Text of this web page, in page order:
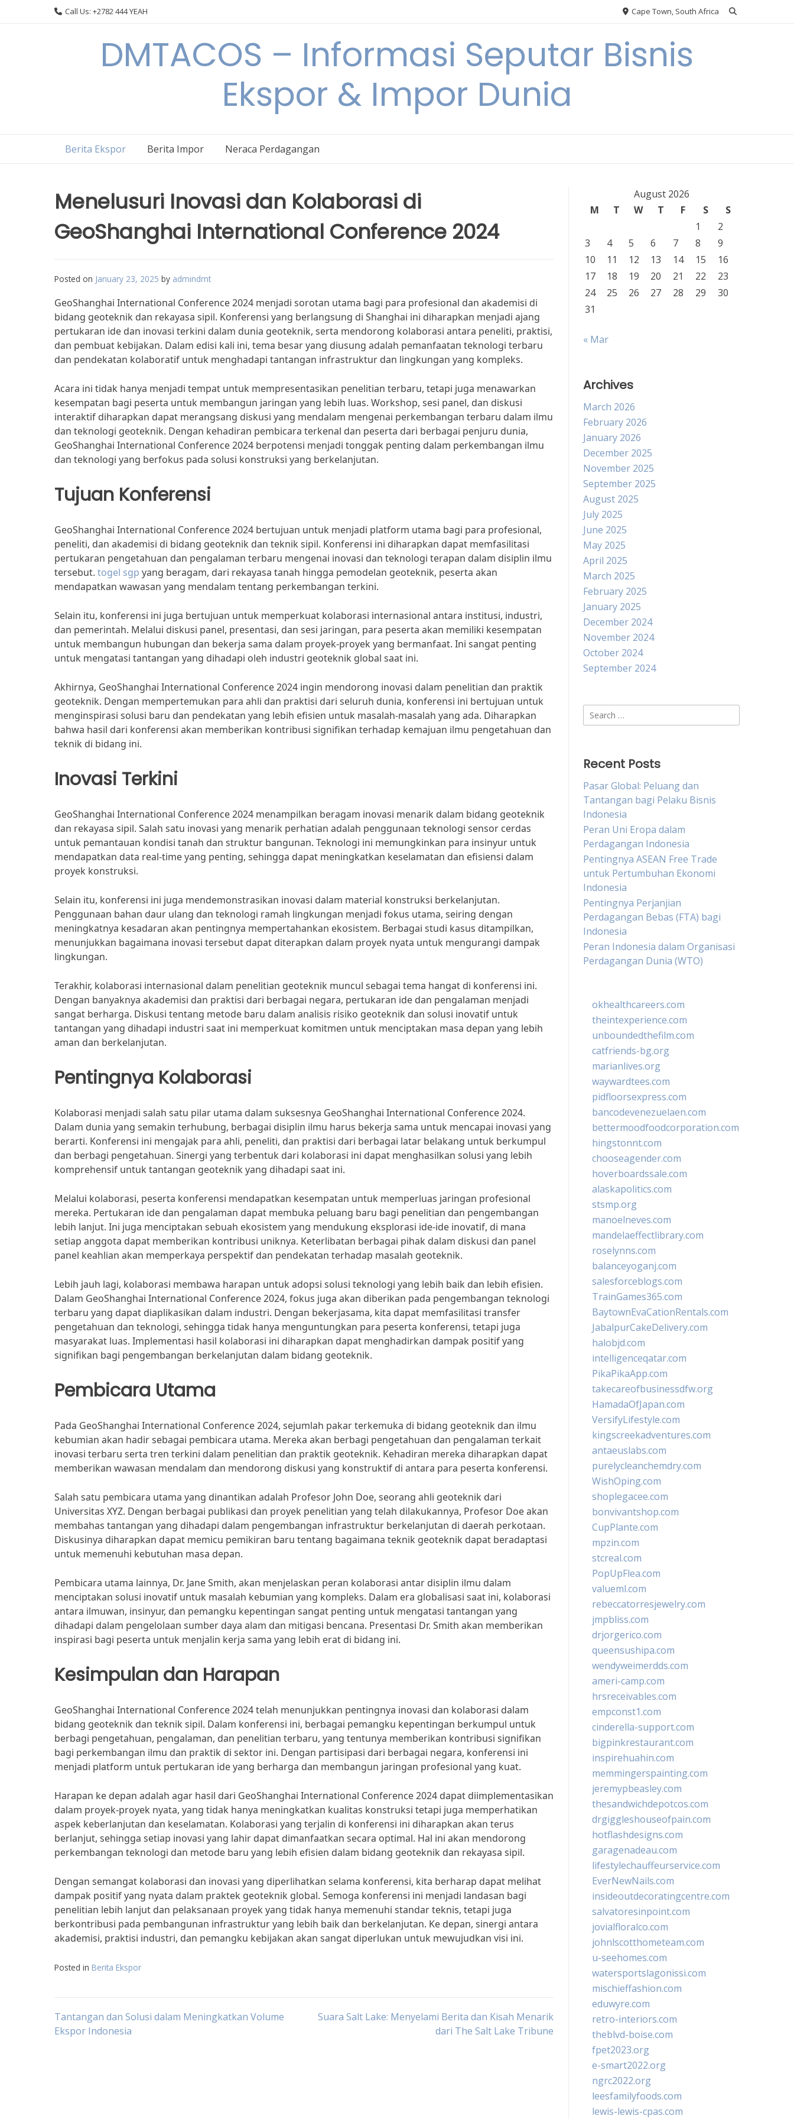
Call Us: +2782 444 YEAH Cape Town, South Africa
DMTACOS – Informasi Seputar Bisnis
Ekspor & Impor Dunia
Berita Ekspor Berita Impor Neraca Perdagangan
Menelusuri Inovasi dan Kolaborasi di
GeoShanghai International Conference 2024
Posted on January 23, 2025 by admindmt
GeoShanghai International Conference 2024 menjadi sorotan utama bagi para profesional dan akademisi di
bidang geoteknik dan rekayasa sipil. Konferensi yang berlangsung di Shanghai ini diharapkan menjadi ajang
pertukaran ide dan inovasi terkini dalam dunia geoteknik, serta mendorong kolaborasi antara peneliti, praktisi,
dan pembuat kebijakan. Dalam edisi kali ini, tema besar yang diusung adalah pemanfaatan teknologi terbaru
dan pendekatan kolaboratif untuk menghadapi tantangan infrastruktur dan lingkungan yang kompleks.
Acara ini tidak hanya menjadi tempat untuk mempresentasikan penelitian terbaru, tetapi juga menawarkan
kesempatan bagi peserta untuk membangun jaringan yang lebih luas. Workshop, sesi panel, dan diskusi
interaktif diharapkan dapat merangsang diskusi yang mendalam mengenai perkembangan terbaru dalam ilmu
dan teknologi geoteknik. Dengan kehadiran pembicara terkenal dan peserta dari berbagai penjuru dunia,
GeoShanghai International Conference 2024 berpotensi menjadi tonggak penting dalam perkembangan ilmu
dan teknologi yang berfokus pada solusi konstruksi yang berkelanjutan.
Tujuan Konferensi
GeoShanghai International Conference 2024 bertujuan untuk menjadi platform utama bagi para profesional,
peneliti, dan akademisi di bidang geoteknik dan teknik sipil. Konferensi ini diharapkan dapat memfasilitasi
pertukaran pengetahuan dan pengalaman terbaru mengenai inovasi dan teknologi terapan dalam disiplin ilmu
tersebut. togel sgp yang beragam, dari rekayasa tanah hingga pemodelan geoteknik, peserta akan
mendapatkan wawasan yang mendalam tentang perkembangan terkini.
Selain itu, konferensi ini juga bertujuan untuk memperkuat kolaborasi internasional antara institusi, industri,
dan pemerintah. Melalui diskusi panel, presentasi, dan sesi jaringan, para peserta akan memiliki kesempatan
untuk membangun hubungan dan bekerja sama dalam proyek-proyek yang bermanfaat. Ini sangat penting
untuk mengatasi tantangan yang dihadapi oleh industri geoteknik global saat ini.
Akhirnya, GeoShanghai International Conference 2024 ingin mendorong inovasi dalam penelitian dan praktik
geoteknik. Dengan mempertemukan para ahli dan praktisi dari seluruh dunia, konferensi ini bertujuan untuk
menginspirasi solusi baru dan pendekatan yang lebih efisien untuk masalah-masalah yang ada. Diharapkan
bahwa hasil dari konferensi akan memberikan kontribusi signifikan terhadap kemajuan ilmu pengetahuan dan
teknik di bidang ini.
Inovasi Terkini
GeoShanghai International Conference 2024 menampilkan beragam inovasi menarik dalam bidang geoteknik
dan rekayasa sipil. Salah satu inovasi yang menarik perhatian adalah penggunaan teknologi sensor cerdas
untuk pemantauan kondisi tanah dan struktur bangunan. Teknologi ini memungkinkan para insinyur untuk
mendapatkan data real-time yang penting, sehingga dapat meningkatkan keselamatan dan efisiensi dalam
proyek konstruksi.
Selain itu, konferensi ini juga mendemonstrasikan inovasi dalam material konstruksi berkelanjutan.
Penggunaan bahan daur ulang dan teknologi ramah lingkungan menjadi fokus utama, seiring dengan
meningkatnya kesadaran akan pentingnya mempertahankan ekosistem. Berbagai studi kasus ditampilkan,
menunjukkan bagaimana inovasi tersebut dapat diterapkan dalam proyek nyata untuk mengurangi dampak
lingkungan.
Terakhir, kolaborasi internasional dalam penelitian geoteknik muncul sebagai tema hangat di konferensi ini.
Dengan banyaknya akademisi dan praktisi dari berbagai negara, pertukaran ide dan pengalaman menjadi
sangat berharga. Diskusi tentang metode baru dalam analisis risiko geoteknik dan solusi inovatif untuk
tantangan yang dihadapi industri saat ini memperkuat komitmen untuk menciptakan masa depan yang lebih
aman dan berkelanjutan.
Pentingnya Kolaborasi
Kolaborasi menjadi salah satu pilar utama dalam suksesnya GeoShanghai International Conference 2024.
Dalam dunia yang semakin terhubung, berbagai disiplin ilmu harus bekerja sama untuk mencapai inovasi yang
berarti. Konferensi ini mengajak para ahli, peneliti, dan praktisi dari berbagai latar belakang untuk berkumpul
dan berbagi pengetahuan. Sinergi yang terbentuk dari kolaborasi ini dapat menghasilkan solusi yang lebih
komprehensif untuk tantangan geoteknik yang dihadapi saat ini.
Melalui kolaborasi, peserta konferensi mendapatkan kesempatan untuk memperluas jaringan profesional
mereka. Pertukaran ide dan pengalaman dapat membuka peluang baru bagi penelitian dan pengembangan
lebih lanjut. Ini juga menciptakan sebuah ekosistem yang mendukung eksplorasi ide-ide inovatif, di mana
setiap anggota dapat memberikan kontribusi uniknya. Keterlibatan berbagai pihak dalam diskusi dan panel
panel keahlian akan memperkaya perspektif dan pendekatan terhadap masalah geoteknik.
Lebih jauh lagi, kolaborasi membawa harapan untuk adopsi solusi teknologi yang lebih baik dan lebih efisien.
Dalam GeoShanghai International Conference 2024, fokus juga akan diberikan pada pengembangan teknologi
terbaru yang dapat diaplikasikan dalam industri. Dengan bekerjasama, kita dapat memfasilitasi transfer
pengetahuan dan teknologi, sehingga tidak hanya menguntungkan para peserta konferensi, tetapi juga
masyarakat luas. Implementasi hasil kolaborasi ini diharapkan dapat menghadirkan dampak positif yang
signifikan bagi pengembangan berkelanjutan dalam bidang geoteknik.
Pembicara Utama
Pada GeoShanghai International Conference 2024, sejumlah pakar terkemuka di bidang geoteknik dan ilmu
kebumian akan hadir sebagai pembicara utama. Mereka akan berbagi pengetahuan dan pengalaman terkait
inovasi terbaru serta tren terkini dalam penelitian dan praktik geoteknik. Kehadiran mereka diharapkan dapat
memberikan wawasan mendalam dan mendorong diskusi yang konstruktif di antara para peserta konferensi.
Salah satu pembicara utama yang dinantikan adalah Profesor John Doe, seorang ahli geoteknik dari
Universitas XYZ. Dengan berbagai publikasi dan proyek penelitian yang telah dilakukannya, Profesor Doe akan
membahas tantangan yang dihadapi dalam pengembangan infrastruktur berkelanjutan di daerah perkotaan.
Diskusinya diharapkan dapat memicu pemikiran baru tentang bagaimana teknik geoteknik dapat beradaptasi
untuk memenuhi kebutuhan masa depan.
Pembicara utama lainnya, Dr. Jane Smith, akan menjelaskan peran kolaborasi antar disiplin ilmu dalam
menciptakan solusi inovatif untuk masalah kebumian yang kompleks. Dalam era globalisasi saat ini, kolaborasi
antara ilmuwan, insinyur, dan pemangku kepentingan sangat penting untuk mengatasi tantangan yang
dihadapi dalam pengelolaan sumber daya alam dan mitigasi bencana. Presentasi Dr. Smith akan memberikan
inspirasi bagi peserta untuk menjalin kerja sama yang lebih erat di bidang ini.
Kesimpulan dan Harapan
GeoShanghai International Conference 2024 telah menunjukkan pentingnya inovasi dan kolaborasi dalam
bidang geoteknik dan teknik sipil. Dalam konferensi ini, berbagai pemangku kepentingan berkumpul untuk
berbagi pengetahuan, pengalaman, dan penelitian terbaru, yang tentunya memberikan kontribusi signifikan
bagi perkembangan ilmu dan praktik di sektor ini. Dengan partisipasi dari berbagai negara, konferensi ini
menjadi platform untuk pertukaran ide yang berharga dan membangun jaringan profesional yang kuat.
Harapan ke depan adalah agar hasil dari GeoShanghai International Conference 2024 dapat diimplementasikan
dalam proyek-proyek nyata, yang tidak hanya meningkatkan kualitas konstruksi tetapi juga memperhatikan
aspek keberlanjutan dan keselamatan. Kolaborasi yang terjalin di konferensi ini diharapkan akan terus
berlanjut, sehingga setiap inovasi yang lahir dapat dimanfaatkan secara optimal. Hal ini akan mendorong
perkembangan teknologi dan metode baru yang lebih efisien dalam bidang geoteknik dan rekayasa sipil.
Dengan semangat kolaborasi dan inovasi yang diperlihatkan selama konferensi, kita berharap dapat melihat
dampak positif yang nyata dalam praktek geoteknik global. Semoga konferensi ini menjadi landasan bagi
penelitian lebih lanjut dan pelaksanaan proyek yang tidak hanya memenuhi standar teknis, tetapi juga
berkontribusi pada pembangunan infrastruktur yang lebih baik dan berkelanjutan. Ke depan, sinergi antara
akademisi, praktisi industri, dan pemangku kebijakan akan sangat diperlukan untuk mewujudkan visi ini.
Posted in Berita Ekspor
Post
Tantangan dan Solusi dalam Meningkatkan Volume
Ekspor Indonesia
Suara Salt Lake: Menyelami Berita dan Kisah Menarik
dari The Salt Lake Tribune
August 2026
M
T W T F S
S
1
2
3
4 5 6 7 8
9
10
11 12 13 14 15
16
17
18 19 20 21 22
23
24
25 26 27 28 29
30
31
« Mar
Archives
March 2026
February 2026
January 2026
December 2025
November 2025
September 2025
August 2025
July 2025
June 2025
May 2025
April 2025
March 2025
February 2025
January 2025
December 2024
November 2024
October 2024
September 2024
Search
for:
Recent Posts
Pasar Global: Peluang dan
Tantangan bagi Pelaku Bisnis
Indonesia
Peran Uni Eropa dalam
Perdagangan Indonesia
Pentingnya ASEAN Free Trade
untuk Pertumbuhan Ekonomi
Indonesia
Pentingnya Perjanjian
Perdagangan Bebas (FTA) bagi
Indonesia
Peran Indonesia dalam Organisasi
Perdagangan Dunia (WTO)
okhealthcareers.com
theintexperience.com
unboundedthefilm.com
catfriends-bg.org
marianlives.org
waywardtees.com
pidfloorsexpress.com
bancodevenezuelaen.com
bettermoodfoodcorporation.com
hingstonnt.com
chooseagender.com
hoverboardssale.com
alaskapolitics.com
stsmp.org
manoelneves.com
mandelaeffectlibrary.com
roselynns.com
balanceyoganj.com
salesforceblogs.com
TrainGames365.com
BaytownEvaCationRentals.com
JabalpurCakeDelivery.com
halobjd.com
intelligenceqatar.com
PikaPikaApp.com
takecareofbusinessdfw.org
HamadaOfJapan.com
VersifyLifestyle.com
kingscreekadventures.com
antaeuslabs.com
purelycleanchemdry.com
WishOping.com
shoplegacee.com
bonvivantshop.com
CupPlante.com
mpzin.com
stcreal.com
PopUpFlea.com
valueml.com
rebeccatorresjewelry.com
jmpbliss.com
drjorgerico.com
queensushipa.com
wendyweimerdds.com
ameri-camp.com
hrsreceivables.com
empconst1.com
cinderella-support.com
bigpinkrestaurant.com
inspirehuahin.com
memmingerspainting.com
jeremypbeasley.com
thesandwichdepotcos.com
drgiggleshouseofpain.com
hotflashdesigns.com
garagenadeau.com
lifestylechauffeurservice.com
EverNewNails.com
insideoutdecoratingcentre.com
salvatoresinpoint.com
jovialfloralco.com
johnlscotthometeam.com
u-seehomes.com
watersportslagonissi.com
mischieffashion.com
eduwyre.com
retro-interiors.com
theblvd-boise.com
fpet2023.org
e-smart2022.org
ngrc2022.org
leesfamilyfoods.com
lewis-lewis-cpas.com